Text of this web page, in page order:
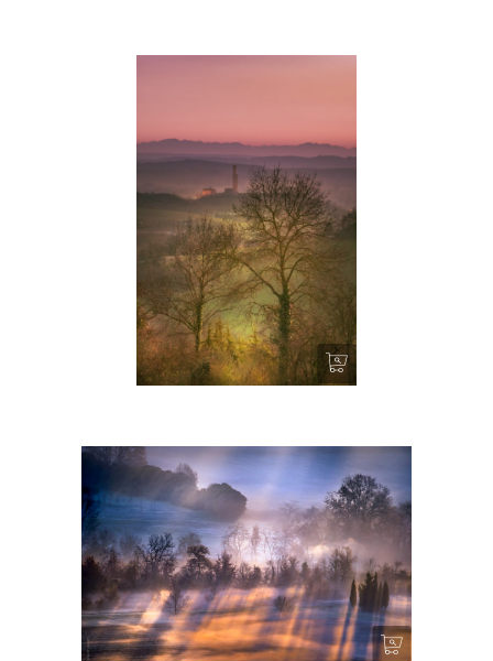
Dans un écrin (Castelnau de
Lévis)
Light Shift